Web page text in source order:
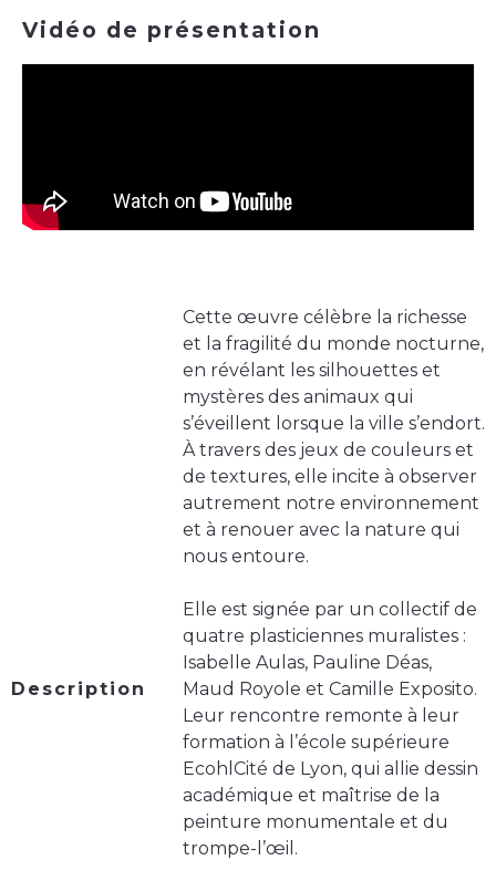
Vidéo de présentation
Description
Cette œuvre célèbre la richesse
et la fragilité du monde nocturne,
en révélant les silhouettes et
mystères des animaux qui
s’éveillent lorsque la ville s’endort.
À travers des jeux de couleurs et
de textures, elle incite à observer
autrement notre environnement
et à renouer avec la nature qui
nous entoure.
Elle est signée par un collectif de
quatre plasticiennes muralistes :
Isabelle Aulas, Pauline Déas,
Maud Royole et Camille Exposito.
Leur rencontre remonte à leur
formation à l’école supérieure
EcohlCité de Lyon, qui allie dessin
académique et maîtrise de la
peinture monumentale et du
trompe-l’œil.